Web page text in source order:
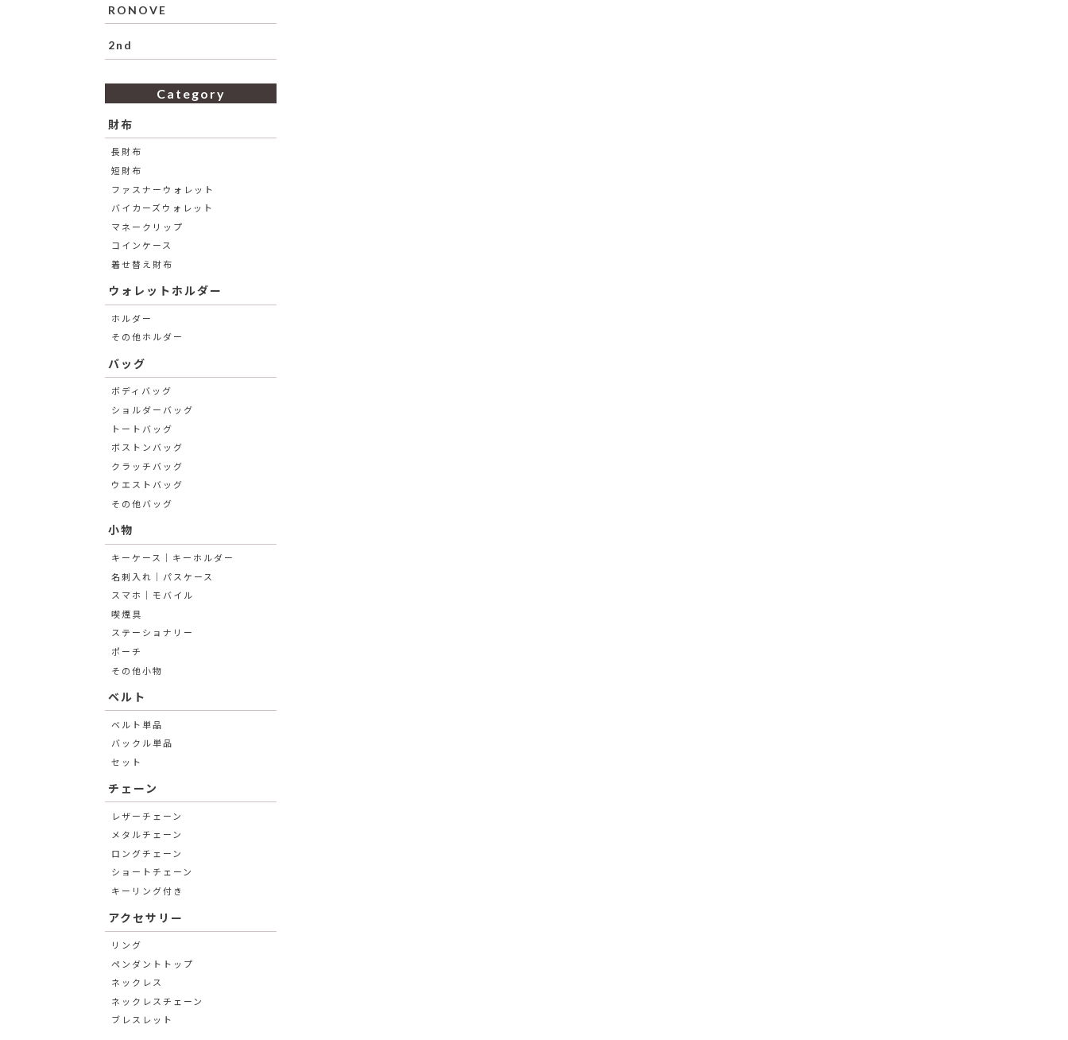
RONOVE
2nd
Category
財布
長財布
短財布
ファスナーウォレット
バイカーズウォレット
マネークリップ
コインケース
着せ替え財布
ウォレットホルダー
ホルダー
その他ホルダー
バッグ
ボディバッグ
ショルダーバッグ
トートバッグ
ボストンバッグ
クラッチバッグ
ウエストバッグ
その他バッグ
小物
キーケース│キーホルダー
名刺入れ│パスケース
スマホ│モバイル
喫煙具
ステーショナリー
ポーチ
その他小物
ベルト
ベルト単品
バックル単品
セット
チェーン
レザーチェーン
メタルチェーン
ロングチェーン
ショートチェーン
キーリング付き
アクセサリー
リング
ペンダントトップ
ネックレス
ネックレスチェーン
ブレスレット